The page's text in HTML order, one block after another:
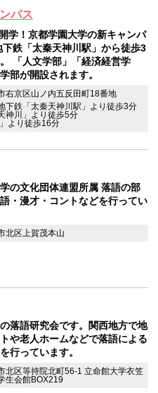
パス
学！京都学園大学の新キャンパ
下鉄「太秦天神川駅」から徒歩3
「人文学部」「経済経営学
部が開設されます。
右京区山ノ内五反田町18番地
下鉄「太秦天神川駅」より徒歩3分
神川」より徒歩5分
より徒歩16分
の文化団体連盟所属 落語の部
・漫才・コントなどを行ってい
北区上賀茂本山
落語研究会です。関西地方で地
や老人ホームなどで落語による
行っています。
北区等持院北町56-1 立命館大学衣笠
生会館BOX219